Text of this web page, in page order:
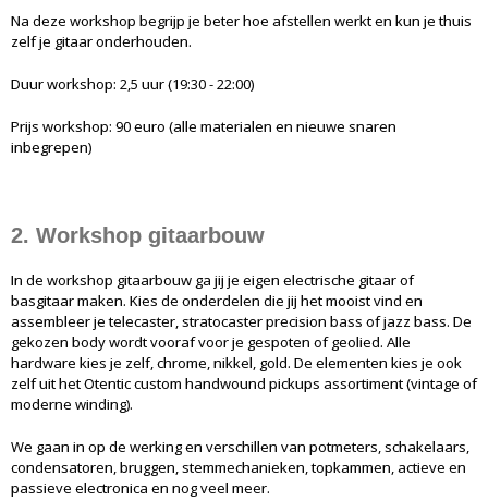
Na deze workshop begrijp je beter hoe afstellen werkt en kun je thuis
zelf je gitaar onderhouden.
Duur workshop: 2,5 uur (19:30 - 22:00)
Prijs workshop: 90 euro (alle materialen en nieuwe snaren
inbegrepen)
2. Workshop gitaarbouw
In de workshop gitaarbouw ga jij je eigen electrische gitaar of
basgitaar maken. Kies de onderdelen die jij het mooist vind en
assembleer je telecaster, stratocaster precision bass of jazz bass. De
gekozen body wordt vooraf voor je gespoten of geolied. Alle
hardware kies je zelf, chrome, nikkel, gold. De elementen kies je ook
zelf uit het Otentic custom handwound pickups assortiment (vintage of
moderne winding).
We gaan in op de werking en verschillen van potmeters, schakelaars,
condensatoren, bruggen, stemmechanieken, topkammen, actieve en
passieve electronica en nog veel meer.